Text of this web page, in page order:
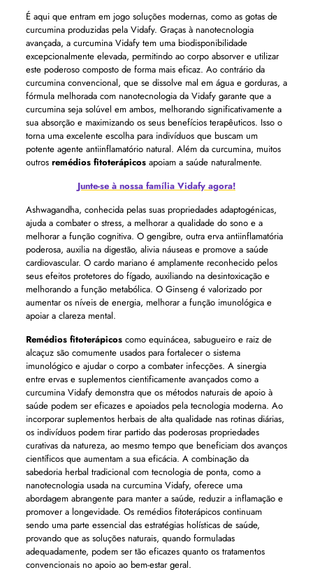
É aqui que entram em jogo soluções modernas, como as gotas de
curcumina produzidas pela Vidafy. Graças à nanotecnologia
avançada, a curcumina Vidafy tem uma biodisponibilidade
excepcionalmente elevada, permitindo ao corpo absorver e utilizar
este poderoso composto de forma mais eficaz. Ao contrário da
curcumina convencional, que se dissolve mal em água e gorduras, a
fórmula melhorada com nanotecnologia da Vidafy garante que a
curcumina seja solúvel em ambos, melhorando significativamente a
sua absorção e maximizando os seus benefícios terapêuticos. Isso o
torna uma excelente escolha para indivíduos que buscam um
potente agente antiinflamatório natural. Além da curcumina, muitos
outros remédios fitoterápicosapoiam a saúde naturalmente.
Junte-se à nossa família Vidafy agora!
Ashwagandha, conhecida pelas suas propriedades adaptogénicas,
ajuda a combater o stress, a melhorar a qualidade do sono e a
melhorar a função cognitiva. O gengibre, outra erva antiinflamatória
poderosa, auxilia na digestão, alivia náuseas e promove a saúde
cardiovascular. O cardo mariano é amplamente reconhecido pelos
seus efeitos protetores do fígado, auxiliando na desintoxicação e
melhorando a função metabólica. O Ginseng é valorizado por
aumentar os níveis de energia, melhorar a função imunológica e
apoiar a clareza mental.
Remédios fitoterápicoscomo equinácea, sabugueiro e raiz de
alcaçuz são comumente usados ​​para fortalecer o sistema
imunológico e ajudar o corpo a combater infecções. A sinergia
entre ervas e suplementos cientificamente avançados como a
curcumina Vidafy demonstra que os métodos naturais de apoio à
saúde podem ser eficazes e apoiados pela tecnologia moderna. Ao
incorporar suplementos herbais de alta qualidade nas rotinas diárias,
os indivíduos podem tirar partido das poderosas propriedades
curativas da natureza, ao mesmo tempo que beneficiam dos avanços
científicos que aumentam a sua eficácia. A combinação da
sabedoria herbal tradicional com tecnologia de ponta, como a
nanotecnologia usada na curcumina Vidafy, oferece uma
abordagem abrangente para manter a saúde, reduzir a inflamação e
promover a longevidade. Os remédios fitoterápicos continuam
sendo uma parte essencial das estratégias holísticas de saúde,
provando que as soluções naturais, quando formuladas
adequadamente, podem ser tão eficazes quanto os tratamentos
convencionais no apoio ao bem-estar geral.